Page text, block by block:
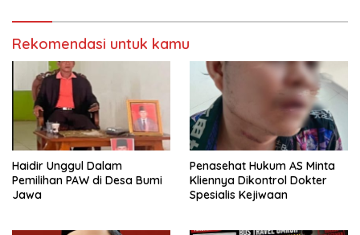
Rekomendasi untuk kamu
Haidir Unggul Dalam
Pemilihan PAW di Desa Bumi
Jawa
Penasehat Hukum AS Minta
Kliennya Dikontrol Dokter
Spesialis Kejiwaan